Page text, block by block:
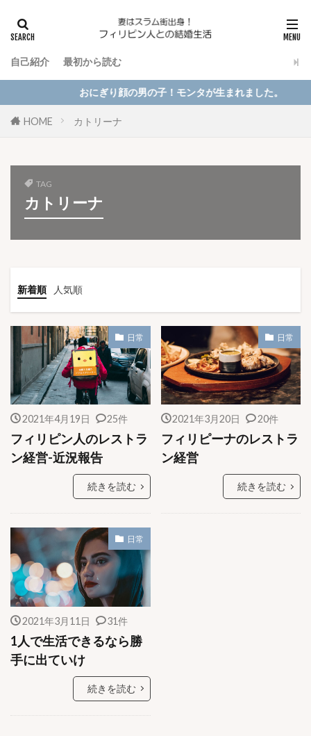
自己紹介 最初から読む
おにぎり顔の男の子！モンタが生まれました。
HOME カトリーナ
TAG
カトリーナ
新着順 人気順
日常
2021年4月19日 25件
フィリピン人のレストラ
ン経営-近況報告
続きを読む
日常
2021年3月20日 20件
フィリピーナのレストラ
ン経営
続きを読む
日常
2021年3月11日 31件
1人で生活できるなら勝
手に出ていけ
続きを読む